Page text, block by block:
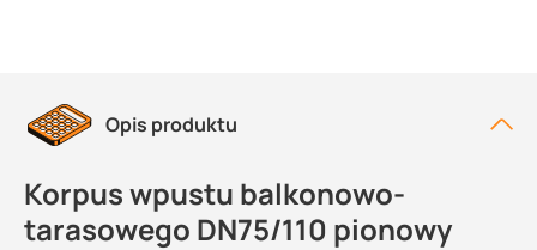
Opis produktu
Korpus wpustu balkonowo-
tarasowego DN75/110 pionowy